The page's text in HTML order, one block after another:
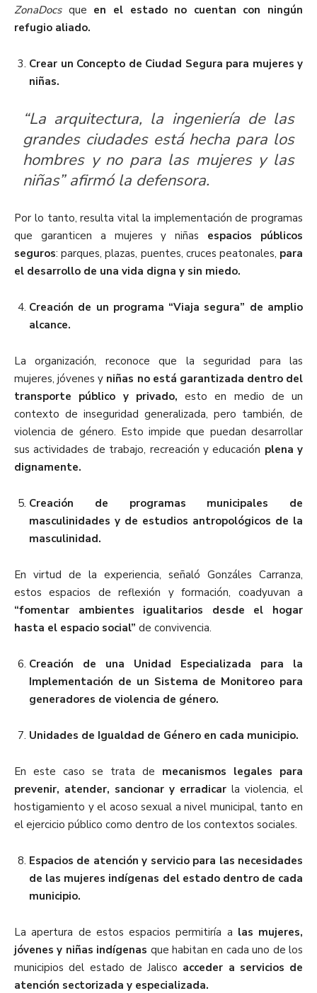
ZonaDocs que en el estado no cuentan con ningún
refugio aliado.
Crear un Concepto de Ciudad Segura para mujeres y
niñas.
“La arquitectura, la ingeniería de las
grandes ciudades está hecha para los
hombres y no para las mujeres y las
niñas” afirmó la defensora.
Por lo tanto, resulta vital la implementación de programas
que garanticen a mujeres y niñas espacios públicos
seguros: parques, plazas, puentes, cruces peatonales, para
el desarrollo de una vida digna y sin miedo.
Creación de un programa “Viaja segura” de amplio
alcance.
La organización, reconoce que la seguridad para las
mujeres, jóvenes y niñas no está garantizada dentro del
transporte público y privado, esto en medio de un
contexto de inseguridad generalizada, pero también, de
violencia de género. Esto impide que puedan desarrollar
sus actividades de trabajo, recreación y educación plena y
dignamente.
Creación de programas municipales de
masculinidades y de estudios antropológicos de la
masculinidad.
En virtud de la experiencia, señaló Gonzáles Carranza,
estos espacios de reflexión y formación, coadyuvan a
“fomentar ambientes igualitarios desde el hogar
hasta el espacio social” de convivencia.
Creación de una Unidad Especializada para la
Implementación de un Sistema de Monitoreo para
generadores de violencia de género.
Unidades de Igualdad de Género en cada municipio.
En este caso se trata de mecanismos legales para
prevenir, atender, sancionar y erradicar la violencia, el
hostigamiento y el acoso sexual a nivel municipal, tanto en
el ejercicio público como dentro de los contextos sociales.
Espacios de atención y servicio para las necesidades
de las mujeres indígenas del estado dentro de cada
municipio.
La apertura de estos espacios permitiría a las mujeres,
jóvenes y niñas indígenas que habitan en cada uno de los
municipios del estado de Jalisco acceder a servicios de
atención sectorizada y especializada.